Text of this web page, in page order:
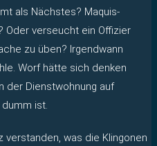
als Nächstes? Maquis-
Oder verseucht ein Offizier
zu üben? Irgendwann
Worf hätte sich denken
der Dienstwohnung auf
ist.
verstanden, was die Klingonen